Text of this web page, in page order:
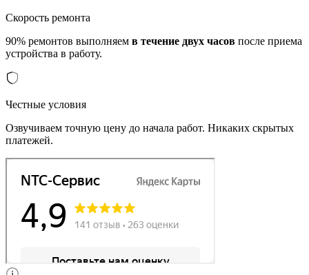
Скорость ремонта
90% ремонтов выполняем в течение двух часов после приема
устройства в работу.
Честные условия
Озвучиваем точную цену до начала работ. Никаких скрытых
платежей.